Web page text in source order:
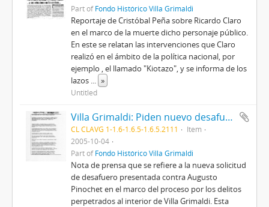
Part ofFondo Histórico Villa Grimaldi
Reportaje de Cristóbal Peña sobre Ricardo Claro
en el marco de la muerte dicho personaje público.
En este se relatan las intervenciones que Claro
realizó en el ámbito de la política nacional, por
ejemplo , el llamado "Kiotazo", y se informa de los
lazos ... »
Untitled
Villa Grimaldi: Piden nuevo desafuero del general (R) Pinochet.
CL CLAVG 1-1.6-1.6.5-1.6.5.2111
Item
2005-10-04
Part ofFondo Histórico Villa Grimaldi
Nota de prensa que se refiere a la nueva solicitud
de desafuero presentada contra Augusto
Pinochet en el marco del proceso por los delitos
perpetrados al interior de Villa Grimaldi. Esta